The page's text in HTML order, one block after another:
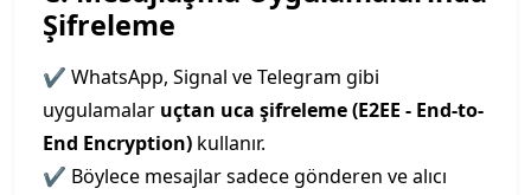
Şifreleme
✔ WhatsApp, Signal ve Telegram gibi
uygulamalar uçtan uca şifreleme (E2EE - End-to-
End Encryption) kullanır.
✔ Böylece mesajlar sadece gönderen ve alıcı